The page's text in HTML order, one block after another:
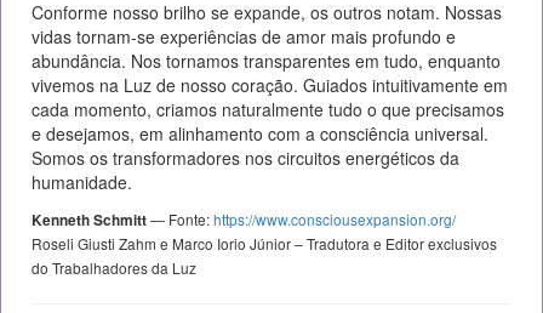
Conforme nosso brilho se expande, os outros notam. Nossas
vidas tornam-se experiências de amor mais profundo e
abundância. Nos tornamos transparentes em tudo, enquanto
vivemos na Luz de nosso coração. Guiados intuitivamente em
cada momento, criamos naturalmente tudo o que precisamos
e desejamos, em alinhamento com a consciência universal.
Somos os transformadores nos circuitos energéticos da
humanidade.
Kenneth Schmitt— Fonte:https://www.consciousexpansion.org/
Roseli Giusti Zahm e Marco Iorio Júnior – Tradutora e Editor exclusivos
do Trabalhadores da Luz